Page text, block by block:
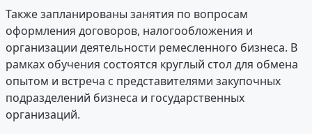
Также запланированы занятия по вопросам
оформления договоров, налогообложения и
организации деятельности ремесленного бизнеса. В
рамках обучения состоятся круглый стол для обмена
опытом и встреча с представителями закупочных
подразделений бизнеса и государственных
организаций.